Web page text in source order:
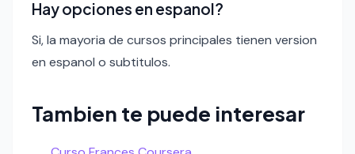
Hay opciones en espanol?
Si, la mayoria de cursos principales tienen version
en espanol o subtitulos.
Tambien te puede interesar